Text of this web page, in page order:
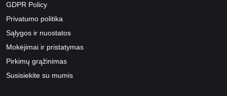
GDPR Policy
Privatumo politika
Sąlygos ir nuostatos
Mokėjimai ir pristatymas
Pirkimų grąžinimas
Susisiekite su mumis